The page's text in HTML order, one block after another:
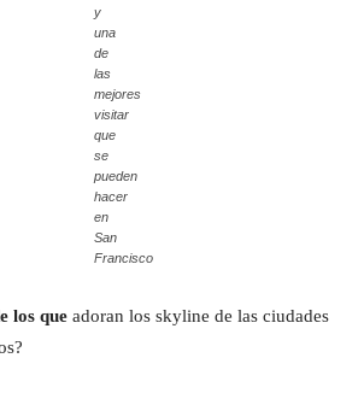
y
una
de
las
mejores
visitar
que
se
pueden
hacer
en
San
Francisco
los que adoran los skyline de las ciudades